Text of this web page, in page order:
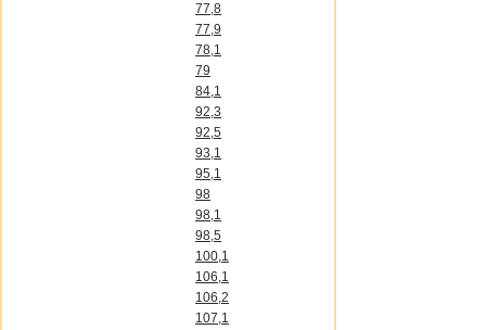
77,8
77,9
78,1
79
84,1
92,3
92,5
93,1
95,1
98
98,1
98,5
100,1
106,1
106,2
107,1